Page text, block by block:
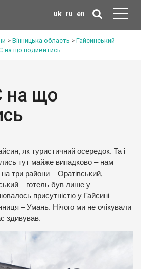
uk ru en
> Вінницька область > Гайсинський
на що подивитись
на що
як туристичний осередок. Та і
тут майже випадково – нам
три райони – Оратівський,
– готель був лише у
присутністю у Гайсині
– Умань. Нічого ми не очікували
здивував.